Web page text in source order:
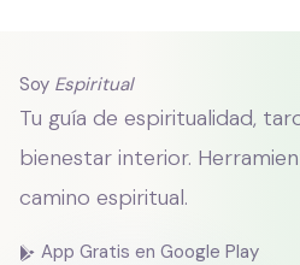
Soy Espiritual
Tu guía de espiritualidad,
bienestar interior.
camino espiritual.
App Gratis en Google Play